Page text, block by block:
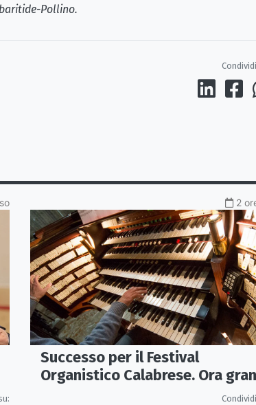
Pollino.
2
Successo per il Festival
Organistico Calabrese. Ora gran